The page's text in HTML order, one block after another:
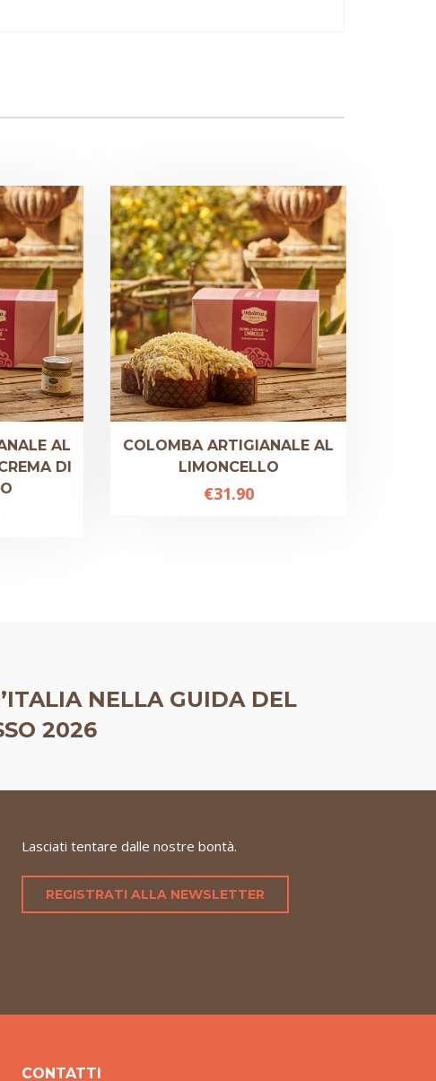
AL
DI
COLOMBA ARTIGIANALE AL
LIMONCELLO
€31.90
NELLA GUIDA DEL
2026
Lasciati tentare dalle nostre bontà.
REGISTRATI ALLA NEWSLETTER
CONTATTI